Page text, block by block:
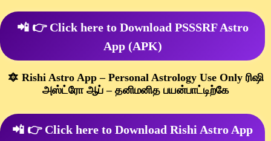
📲 👉 Click here to Download PSSSRF Astro
App (APK)
🔯 Rishi Astro App – Personal Astrology Use Only ரிஷி
அஸ்ட்ரோ ஆப் – தனிமனித பயன்பாட்டிற்கே
📲 👉 Click here to Download Rishi Astro App